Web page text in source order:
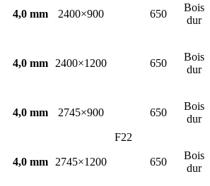
4,0 mm 2400×900
F22
650
Bois
dur
4,0 mm 2400×1200 650
Bois
dur
4,0 mm 2745×900 650
Bois
dur
4,0 mm 2745×1200 650
Bois
dur